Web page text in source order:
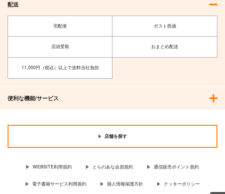
配送
宅配便 ポスト投函
店頭受取 おまとめ配送
11,000円（税込）以上で送料当社負担
便利な機能/サービス
店舗を探す
WEBSITE利用規約 とらのあな会員規約 通信販売ポイント規約
電子書籍サービス利用規約 個人情報保護方針 クッキーポリシー